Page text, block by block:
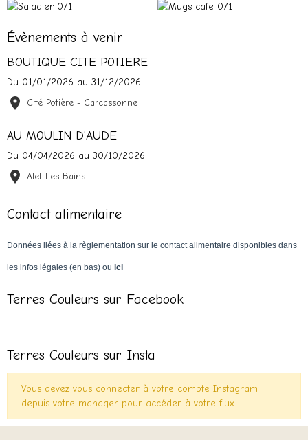
Évènements à venir
BOUTIQUE CITE POTIERE
Du 01/01/2026 au 31/12/2026
Cité Potière - Carcassonne
AU MOULIN D'AUDE
Du 04/04/2026 au 30/10/2026
Alet-Les-Bains
Contact alimentaire
Données liées à la règlementation sur le contact alimentaire disponibles dans
les infos légales (en bas) ou ici
Terres Couleurs sur Facebook
Terres Couleurs sur Insta
Vous devez vous connecter à votre compte Instagram
depuis votre manager pour accéder à votre flux